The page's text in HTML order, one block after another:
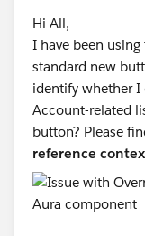
Hi All,
I have been
standard new
identify whether
Account-related
button? Please
reference